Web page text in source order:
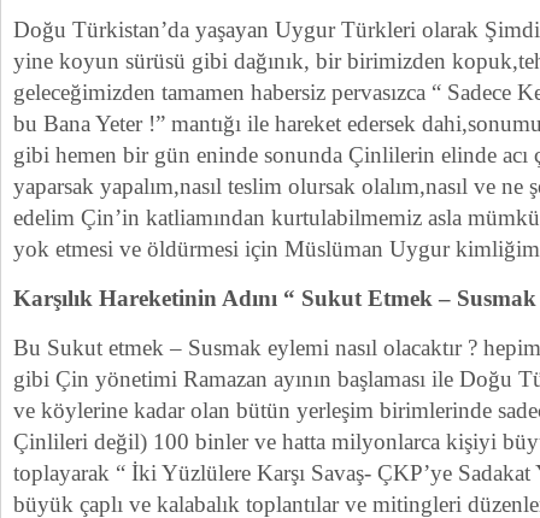
Doğu Türkistan’da yaşayan Uygur Türkleri olarak
yine koyun sürüsü gibi dağınık, bir birimizden
geleceğimizden tamamen habersiz pervasızca “ Sadece
bu Bana Yeter !” mantığı ile hareket edersek
gibi hemen bir gün eninde sonunda Çinlilerin elinde acı
yaparsak yapalım,nasıl teslim olursak olalım,nasıl ve ne
edelim Çin’in katliamından kurtulabilmemiz asla
yok etmesi ve öldürmesi için Müslüman Uygur
Karşılık Hareketinin Adını “ Sukut Etmek –
Bu Sukut etmek – Susmak eylemi nasıl olacaktır ?
gibi Çin yönetimi Ramazan ayının başlaması ile Doğu
ve köylerine kadar olan bütün yerleşim birimlerinde
Çinlileri değil) 100 binler ve hatta milyonlarca kişiyi
toplayarak “ İki Yüzlülere Karşı Savaş- ÇKP’ye Sadakat
büyük çaplı ve kalabalık toplantılar ve mitingleri